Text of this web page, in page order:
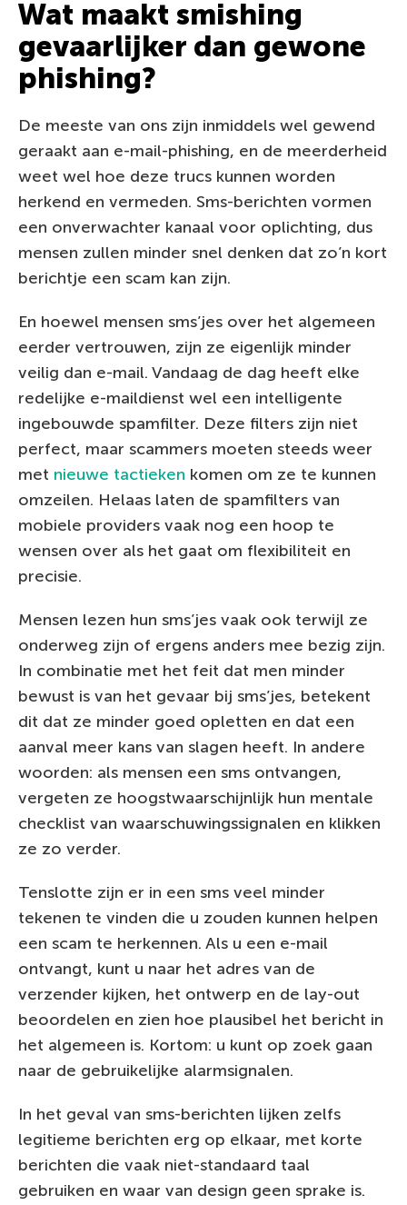
Wat maakt smishing
gevaarlijker dan gewone
phishing?
De meeste van ons zijn inmiddels wel gewend
geraakt aan e-mail-phishing, en de meerderheid
weet wel hoe deze trucs kunnen worden
herkend en vermeden. Sms-berichten vormen
een onverwachter kanaal voor oplichting, dus
mensen zullen minder snel denken dat zo’n kort
berichtje een scam kan zijn.
En hoewel mensen sms’jes over het algemeen
eerder vertrouwen, zijn ze eigenlijk minder
veilig dan e-mail. Vandaag de dag heeft elke
redelijke e-maildienst wel een intelligente
ingebouwde spamfilter. Deze filters zijn niet
perfect, maar scammers moeten steeds weer
met nieuwe tactieken komen om ze te kunnen
omzeilen. Helaas laten de spamfilters van
mobiele providers vaak nog een hoop te
wensen over als het gaat om flexibiliteit en
precisie.
Mensen lezen hun sms’jes vaak ook terwijl ze
onderweg zijn of ergens anders mee bezig zijn.
In combinatie met het feit dat men minder
bewust is van het gevaar bij sms’jes, betekent
dit dat ze minder goed opletten en dat een
aanval meer kans van slagen heeft. In andere
woorden: als mensen een sms ontvangen,
vergeten ze hoogstwaarschijnlijk hun mentale
checklist van waarschuwingssignalen en klikken
ze zo verder.
Tenslotte zijn er in een sms veel minder
tekenen te vinden die u zouden kunnen helpen
een scam te herkennen. Als u een e-mail
ontvangt, kunt u naar het adres van de
verzender kijken, het ontwerp en de lay-out
beoordelen en zien hoe plausibel het bericht in
het algemeen is. Kortom: u kunt op zoek gaan
naar de gebruikelijke alarmsignalen.
In het geval van sms-berichten lijken zelfs
legitieme berichten erg op elkaar, met korte
berichten die vaak niet-standaard taal
gebruiken en waar van design geen sprake is.